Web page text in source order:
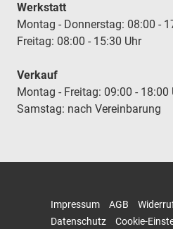
Werkstatt
Montag - Donnerstag: 08:00 -
Freitag: 08:00 - 15:30 Uhr
Verkauf
Montag - Freitag: 09:00 - 18:00
Samstag: nach Vereinbarung
Impressum AGB
Datenschutz
Cookie-